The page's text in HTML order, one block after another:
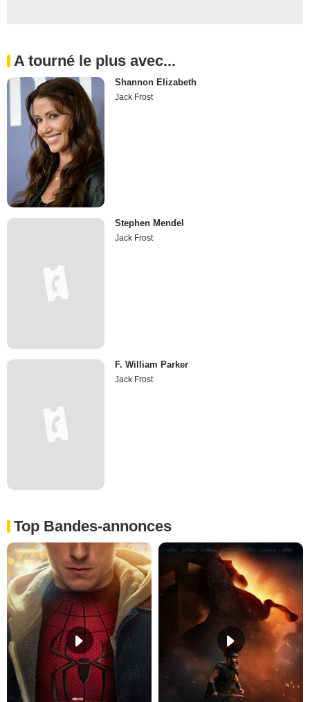
A tourné le plus avec...
Shannon Elizabeth
Jack Frost
Stephen Mendel
Jack Frost
F. William Parker
Jack Frost
Top Bandes-annonces